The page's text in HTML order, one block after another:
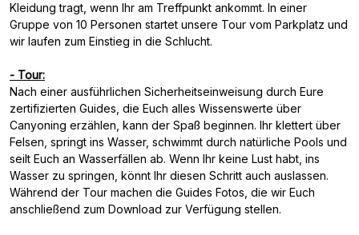
Kleidung tragt, wenn Ihr am Treffpunkt ankommt. In einer
Gruppe von 10 Personen startet unsere Tour vom Parkplatz und
wir laufen zum Einstieg in die Schlucht.
- Tour:
Nach einer ausführlichen Sicherheitseinweisung durch Eure
zertifizierten Guides, die Euch alles Wissenswerte über
Canyoning erzählen, kann der Spaß beginnen. Ihr klettert über
Felsen, springt ins Wasser, schwimmt durch natürliche Pools und
seilt Euch an Wasserfällen ab. Wenn Ihr keine Lust habt, ins
Wasser zu springen, könnt Ihr diesen Schritt auch auslassen.
Während der Tour machen die Guides Fotos, die wir Euch
anschließend zum Download zur Verfügung stellen.